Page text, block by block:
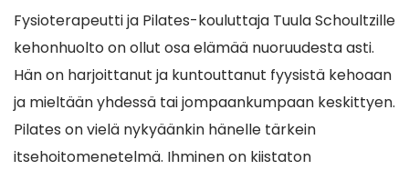
Fysioterapeutti ja Pilates-kouluttaja Tuula Schoultzille
kehonhuolto on ollut osa elämää nuoruudesta asti.
Hän on harjoittanut ja kuntouttanut fyysistä kehoaan
ja mieltään yhdessä tai jompaankumpaan keskittyen.
Pilates on vielä nykyäänkin hänelle tärkein
itsehoitomenetelmä. Ihminen on kiistaton